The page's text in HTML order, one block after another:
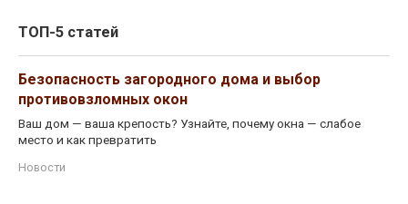
ТОП-5 статей
Безопасность загородного дома и выбор
противовзломных окон
Ваш дом — ваша крепость? Узнайте, почему окна — слабое
место и как превратить
Новости